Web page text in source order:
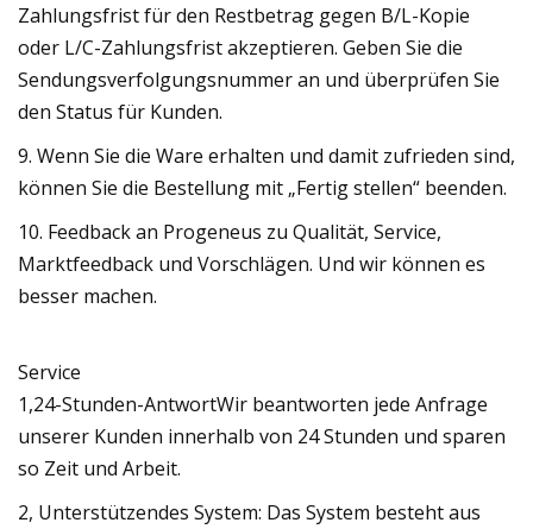
Zahlungsfrist für den Restbetrag gegen B/L-Kopie
oder L/C-Zahlungsfrist akzeptieren. Geben Sie die
Sendungsverfolgungsnummer an und überprüfen Sie
den Status für Kunden.
9. Wenn Sie die Ware erhalten und damit zufrieden sind,
können Sie die Bestellung mit „Fertig stellen“ beenden.
10. Feedback an Progeneus zu Qualität, Service,
Marktfeedback und Vorschlägen. Und wir können es
besser machen.
Service
1,24-Stunden-AntwortWir beantworten jede Anfrage
unserer Kunden innerhalb von 24 Stunden und sparen
so Zeit und Arbeit.
2, Unterstützendes System: Das System besteht aus